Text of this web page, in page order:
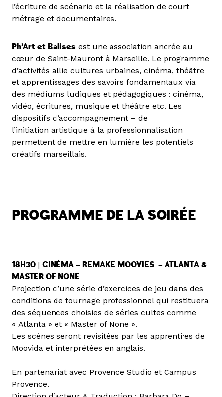
l’écriture de scénario et la réalisation de court
métrage et documentaires.
Ph’Art et Balises est une association ancrée au
cœur de Saint-Mauront à Marseille. Le programme
d’activités allie cultures urbaines, cinéma, théâtre
et apprentissages des savoirs fondamentaux via
des médiums ludiques et pédagogiques : cinéma,
vidéo, écritures, musique et théâtre etc. Les
dispositifs d’accompagnement – de
l’initiation artistique à la professionnalisation
permettent de mettre en lumière les potentiels
créatifs marseillais.
PROGRAMME DE LA SOIRÉE
18H30 | CINÉMA – REMAKE MOOVIES – ATLANTA &
MASTER OF NONE
Projection d’une série d’exercices de jeu dans des
conditions de tournage professionnel qui restituera
des séquences choisies de séries cultes comme
« Atlanta » et « Master of None ».
Les scènes seront revisitées par les apprenti·es de
Moovida et interprétées en anglais.
En partenariat avec Provence Studio et Campus
Provence.